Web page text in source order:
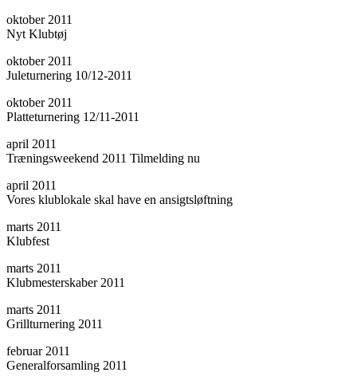
oktober 2011
Nyt Klubtøj
oktober 2011
Juleturnering 10/12-2011
oktober 2011
Platteturnering 12/11-2011
april 2011
Træningsweekend 2011 Tilmelding nu
april 2011
Vores klublokale skal have en ansigtsløftning
marts 2011
Klubfest
marts 2011
Klubmesterskaber 2011
marts 2011
Grillturnering 2011
februar 2011
Generalforsamling 2011